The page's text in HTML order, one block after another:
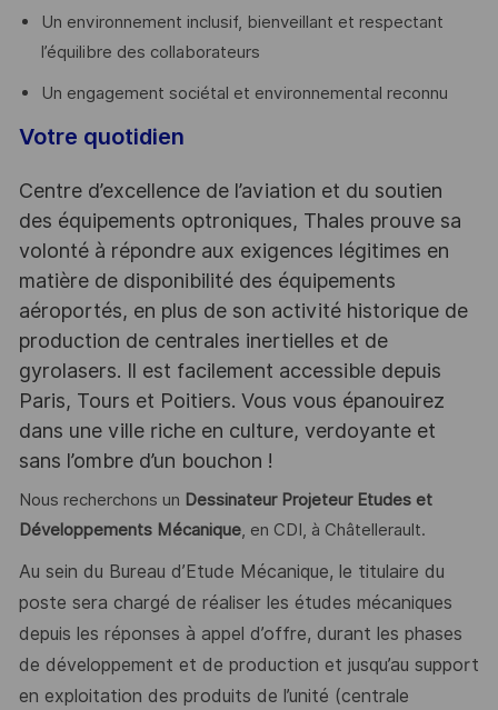
Un environnement inclusif, bienveillant et respectant
l’équilibre des collaborateurs
Un engagement sociétal et environnemental reconnu
Votre quotidien
Centre d’excellence de l’aviation et du soutien
des équipements optroniques, Thales prouve sa
volonté à répondre aux exigences légitimes en
matière de disponibilité des équipements
aéroportés, en plus de son activité historique de
production de centrales inertielles et de
gyrolasers. Il est facilement accessible depuis
Paris, Tours et Poitiers. Vous vous épanouirez
dans une ville riche en culture, verdoyante et
sans l’ombre d’un bouchon !
Nous recherchons un Dessinateur Projeteur Etudes et
Développements Mécanique, en CDI, à Châtellerault.
Au sein du Bureau d’Etude Mécanique, le titulaire du
poste sera chargé de réaliser les études mécaniques
depuis les réponses à appel d’offre, durant les phases
de développement et de production et jusqu’au support
en exploitation des produits de l’unité (centrale